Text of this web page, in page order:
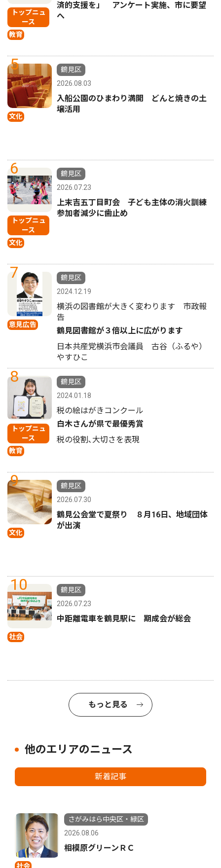
トップニュ
ース
教育
済的支援を」 アンケート実施、市に要望
へ
5
文化
鶴見区
2026.08.03
入船公園のひまわり満開 どんと焼きの土
壌活用
6
トップニュ
ース
文化
鶴見区
2026.07.23
上末吉五丁目町会 子ども主体の消火訓練
参加者減少に歯止め
7
意見広告
鶴見区
2024.12.19
横浜の図書館が大きく変わります 市政報
告
鶴見図書館が３倍以上に広がります
日本共産党横浜市会議員 古谷（ふるや）
やすひこ
8
トップニュ
ース
教育
鶴見区
2024.01.18
税の絵はがきコンクール
白木さんが県で最優秀賞
税の役割､大切さを表現
9
文化
鶴見区
2026.07.30
鶴見公会堂で夏祭り ８月16日、地域団体
が出演
10
社会
鶴見区
2026.07.23
中距離電車を鶴見駅に 期成会が総会
もっと見る
他のエリアのニュース
新着記事
社会
さがみはら中央区・緑区
2026.08.06
相模原グリーンＲＣ